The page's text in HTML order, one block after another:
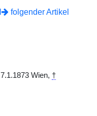
folgender Artikel
7.1.1873 Wien, †